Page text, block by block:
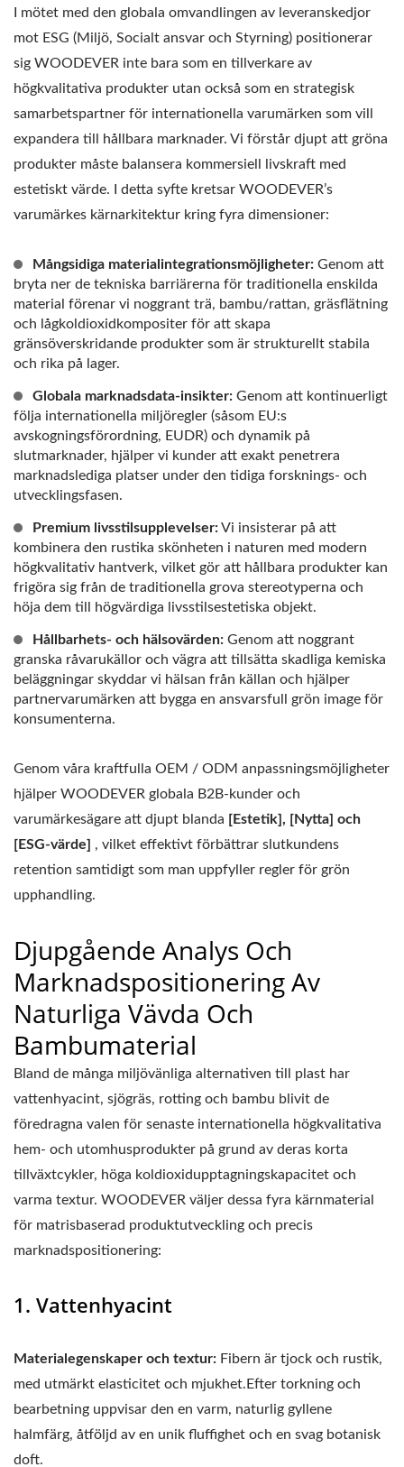
I mötet med den globala omvandlingen av leveranskedjor
mot ESG (Miljö, Socialt ansvar och Styrning) positionerar
sig WOODEVER inte bara som en tillverkare av
högkvalitativa produkter utan också som en strategisk
samarbetspartner för internationella varumärken som vill
expandera till hållbara marknader. Vi förstår djupt att gröna
produkter måste balansera kommersiell livskraft med
estetiskt värde. I detta syfte kretsar WOODEVER’s
varumärkes kärnarkitektur kring fyra dimensioner:
Mångsidiga materialintegrationsmöjligheter: Genom att
bryta ner de tekniska barriärerna för traditionella enskilda
material förenar vi noggrant trä, bambu/rattan, gräsflätning
och lågkoldioxidkompositer för att skapa
gränsöverskridande produkter som är strukturellt stabila
och rika på lager.
Globala marknadsdata-insikter: Genom att kontinuerligt
följa internationella miljöregler (såsom EU:s
avskogningsförordning, EUDR) och dynamik på
slutmarknader, hjälper vi kunder att exakt penetrera
marknadslediga platser under den tidiga forsknings- och
utvecklingsfasen.
Premium livsstilsupplevelser:Vi insisterar på att
kombinera den rustika skönheten i naturen med modern
högkvalitativ hantverk, vilket gör att hållbara produkter kan
frigöra sig från de traditionella grova stereotyperna och
höja dem till högvärdiga livsstilsestetiska objekt.
Hållbarhets- och hälsovärden: Genom att noggrant
granska råvarukällor och vägra att tillsätta skadliga kemiska
beläggningar skyddar vi hälsan från källan och hjälper
partnervarumärken att bygga en ansvarsfull grön image för
konsumenterna.
Genom våra kraftfulla OEM / ODM anpassningsmöjligheter
hjälper WOODEVER globala B2B-kunder och
varumärkesägare att djupt blanda [Estetik], [Nytta] och
[ESG-värde] , vilket effektivt förbättrar slutkundens
retention samtidigt som man uppfyller regler för grön
upphandling.
Djupgående Analys Och
Marknadspositionering Av
Naturliga Vävda Och
Bambumaterial
Bland de många miljövänliga alternativen till plast har
vattenhyacint, sjögräs, rotting och bambu blivit de
föredragna valen för senaste internationella högkvalitativa
hem- och utomhusprodukter på grund av deras korta
tillväxtcykler, höga koldioxidupptagningskapacitet och
varma textur. WOODEVER väljer dessa fyra kärnmaterial
för matrisbaserad produktutveckling och precis
marknadspositionering:
1. Vattenhyacint
Materialegenskaper och textur: Fibern är tjock och rustik,
med utmärkt elasticitet och mjukhet.Efter torkning och
bearbetning uppvisar den en varm, naturlig gyllene
halmfärg, åtföljd av en unik fluffighet och en svag botanisk
doft.